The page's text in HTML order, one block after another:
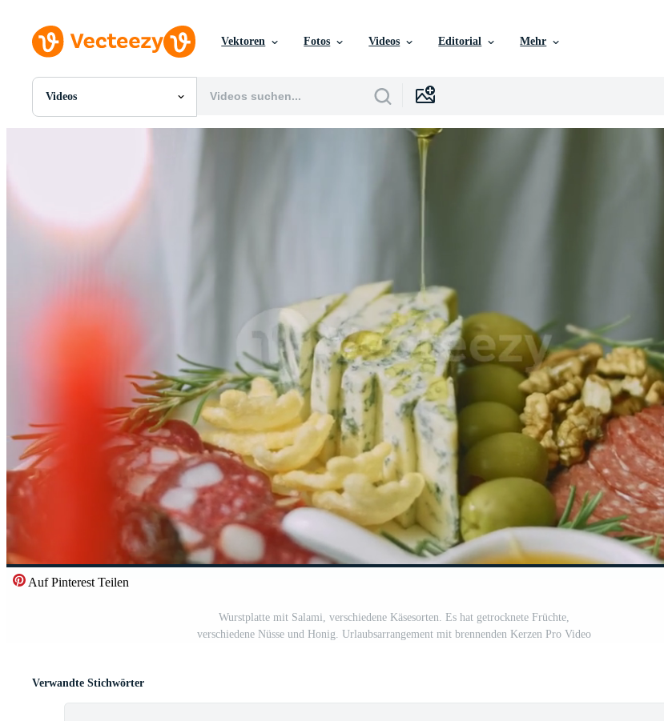
Vektoren Fotos Videos Editorial Mehr
Videos
Alle Bilder
Auf Pinterest Teilen
Wurstplatte mit Salami, verschiedene Käsesorten. Es hat getrocknete Früchte,
verschiedene Nüsse und Honig. Urlaubsarrangement mit brennenden Kerzen Pro Video
Verwandte Stichwörter